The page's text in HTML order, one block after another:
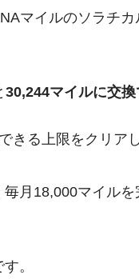
マイルのソラチカ
30,244マイルに交換
きる上限をクリア
月18,000マイル
。